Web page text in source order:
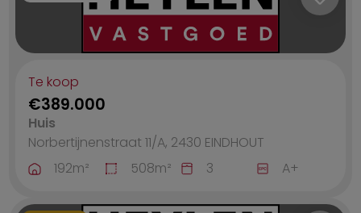
Te koop
€389.000
Huis
Norbertijnenstraat 11/A, 2430 EINDHOUT
192m² 508m² 3 A+